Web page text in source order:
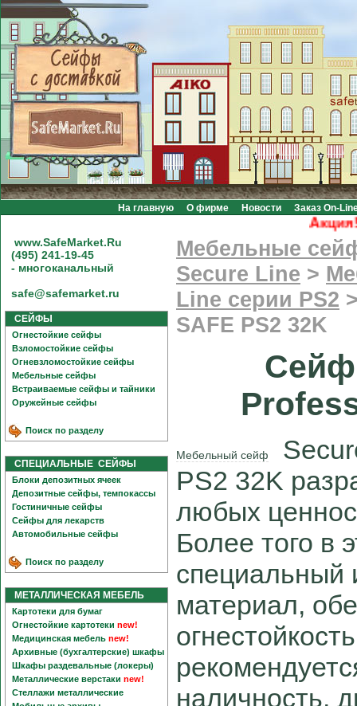
На главную О фирме Новости Заказ On-
Акция!
www.SafeMarket.Ru
(495) 241-19-45
- многоканальный
safe@safemarket.ru
СЕЙФЫ
Огнестойкие сейфы
Взломостойкие сейфы
Огневзломостойкие сейфы
Мебельные сейфы
Встраиваемые сейфы и тайники
Оружейные сейфы
Поиск по разделу
СПЕЦИАЛЬНЫЕ СЕЙФЫ
Блоки депозитных ячеек
Депозитные сейфы, темпокассы
Гостиничные сейфы
Сейфы для лекарств
Автомобильные сейфы
Поиск по разделу
МЕТАЛЛИЧЕСКАЯ МЕБЕЛЬ
Картотеки для бумаг
Огнестойкие картотеки new!
Медицинская мебель new!
Архивные (бухгалтерские) шкафы
Шкафы раздевальные (локеры)
Металлические верстаки new!
Стеллажи металлические
Мебельные
Secure Line >
Line серии PS2
SAFE PS2 32K
Сейф
Мебельный сейф
PS2 32K
любых
Более того в
специальный
материал,
наличность,